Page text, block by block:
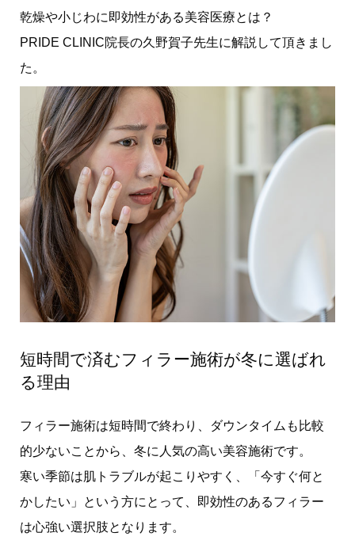
乾燥や小じわに即効性がある美容医療とは？
PRIDE CLINIC院長の久野賀子先生に解説して頂きまし
た。
短時間で済むフィラー施術が冬に選ばれ
る理由
フィラー施術は短時間で終わり、ダウンタイムも比較
的少ないことから、冬に人気の高い美容施術です。
寒い季節は肌トラブルが起こりやすく、「今すぐ何と
かしたい」という方にとって、即効性のあるフィラー
は心強い選択肢となります。